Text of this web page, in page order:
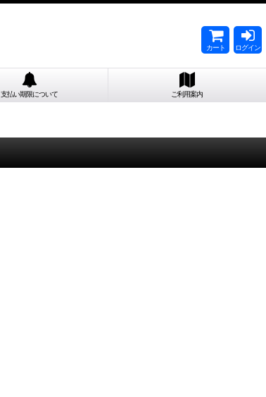
カート ログイン
支払い期限について ご利用案内